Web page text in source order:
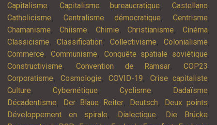
Capitalisme,Capitalisme bureaucratique,Castellano,
Catholicisme,Centralisme démocratique,Centrisme,
Chamanisme, Chiisme, Chimie,Christianisme, Cinéma,
Classicisme, Classification, Collectivisme, Colonialisme,
Commerce, Communisme, Conquête spatiale soviétique,
Constructivisme, Convention de Ramsar, COP23 ,
Corporatisme, Cosmologie, COVID-19, Crise capitaliste,
Culture, Cybernétique, Cyclisme, Dadaïsme,
Décadentisme, Der Blaue Reiter, Deutsch, Deux points,
Développement en spirale, Dialectique, Die Brücke,